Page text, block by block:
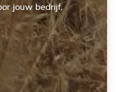
jouw bedrijf.